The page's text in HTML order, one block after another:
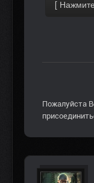
Пожалуйста